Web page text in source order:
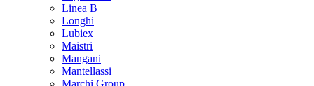
Linea B
Longhi
Lubiex
Maistri
Mangani
Mantellassi
Marchi Group